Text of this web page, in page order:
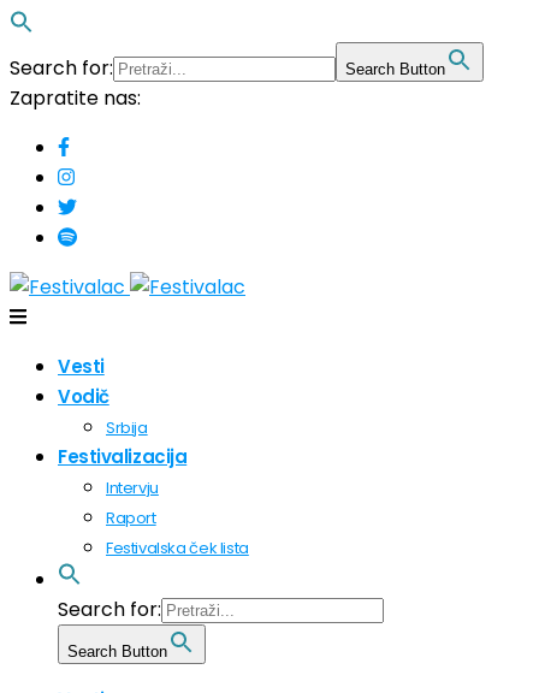
Search for: Search Button
Zapratite nas:
Vesti
Vodič
Srbija
Festivalizacija
Intervju
Raport
Festivalska ček lista
Search for:
Search Button